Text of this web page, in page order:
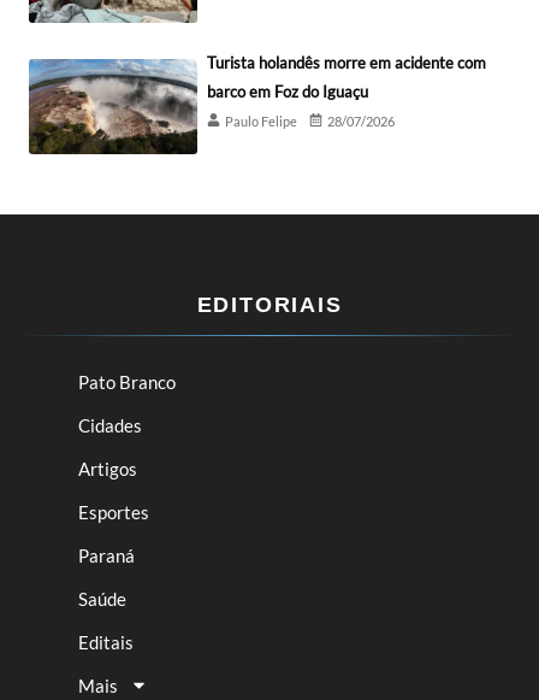
Turista holandês morre em acidente com
barco em Foz do Iguaçu
Paulo Felipe 28/07/2026
EDITORIAIS
Pato Branco
Cidades
Artigos
Esportes
Paraná
Saúde
Editais
Mais